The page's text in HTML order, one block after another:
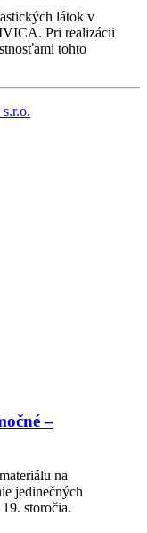
látok v
Pri realizácii
tohto
–
na
jedinečných
storočia.